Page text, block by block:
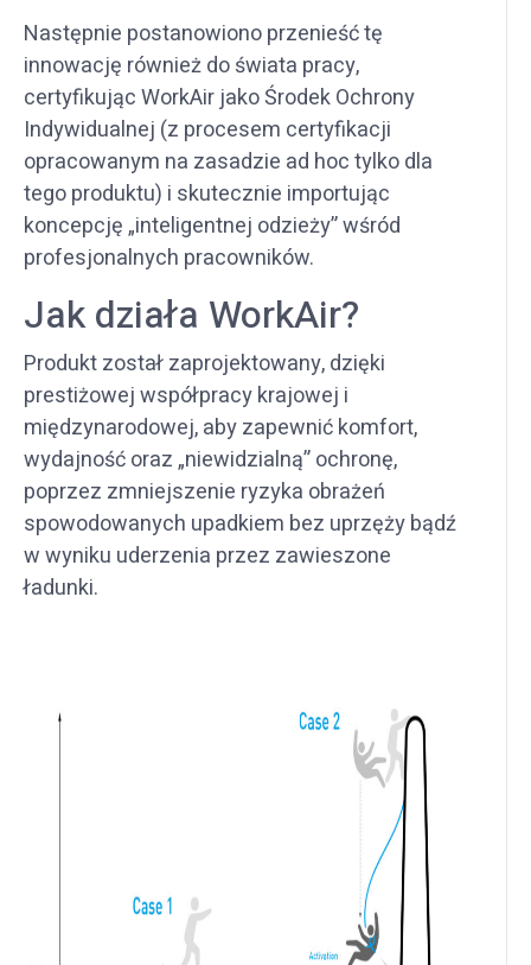
Następnie postanowiono przenieść tę
innowację również do świata pracy,
certyfikując WorkAir jako Środek Ochrony
Indywidualnej (z procesem certyfikacji
opracowanym na zasadzie ad hoc tylko dla
tego produktu) i skutecznie importując
koncepcję „inteligentnej odzieży” wśród
profesjonalnych pracowników.
Jak działa WorkAir?
Produkt został zaprojektowany, dzięki
prestiżowej współpracy krajowej i
międzynarodowej, aby zapewnić komfort,
wydajność oraz „niewidzialną” ochronę,
poprzez zmniejszenie ryzyka obrażeń
spowodowanych upadkiem bez uprzęży bądź
w wyniku uderzenia przez zawieszone
ładunki.